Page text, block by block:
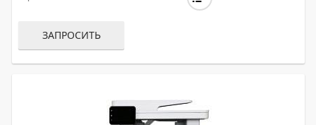
ЗАПРОСИТЬ